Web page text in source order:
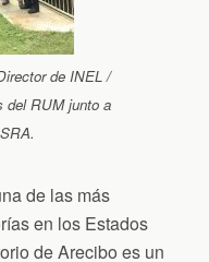
de INEL /
del RUM junto a
de las más
en los Estados
de Arecibo es un